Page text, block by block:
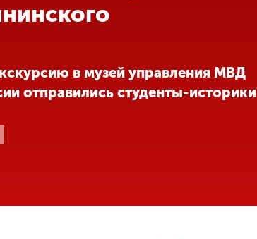
в музей управления МВД
отправились студенты-историки